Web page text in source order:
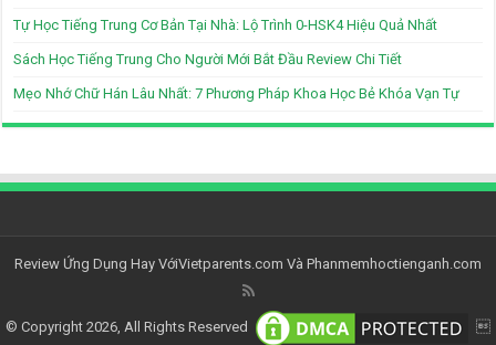
Tự Học Tiếng Trung Cơ Bản Tại Nhà: Lộ Trình 0-HSK4 Hiệu Quả Nhất
Sách Học Tiếng Trung Cho Người Mới Bắt Đầu Review Chi Tiết
Mẹo Nhớ Chữ Hán Lâu Nhất: 7 Phương Pháp Khoa Học Bẻ Khóa Vạn Tự
Review Ứng Dụng Hay VớiVietparents.com Và Phanmemhoctienganh.com
© Copyright 2026, All Rights Reserved 